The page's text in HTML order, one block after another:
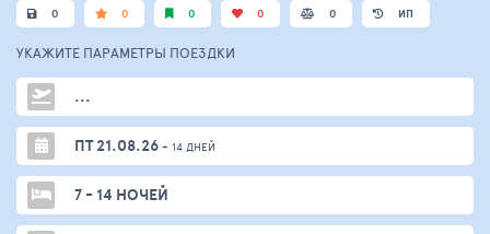
0 0 0 0 0 ИП
УКАЖИТЕ ПАРАМЕТРЫ ПОЕЗДКИ
...
ПТ 21.08.26 + 14 ДНЕЙ
7 - 14 НОЧЕЙ